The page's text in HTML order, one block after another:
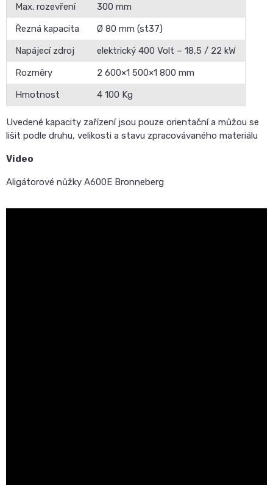
Max. rozevření
300 mm
Řezná kapacita
Ø 80 mm (st37)
Napájecí zdroj
elektrický 400 Volt – 18,5 / 22 kW
Rozměry
2 600×1 500×1 800 mm
Hmotnost
4 100 Kg
Uvedené kapacity zařízení jsou pouze orientační a můžou se
lišit podle druhu, velikosti a stavu zpracovávaného materiálu
Video
Aligátorové nůžky A600E Bronneberg